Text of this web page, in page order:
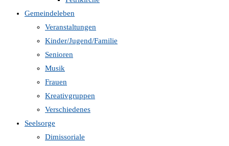
Gemeindeleben
Veranstaltungen
Kinder/Jugend/Familie
Senioren
Musik
Frauen
Kreativgruppen
Verschiedenes
Seelsorge
Dimissoriale